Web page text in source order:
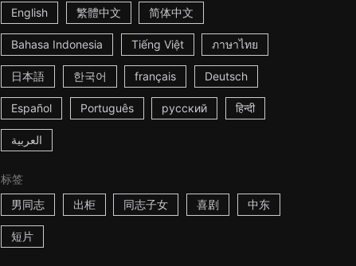
English 繁體中文 简体中文
Bahasa Indonesia Tiếng Việt ภาษาไทย
日本語 한국어 français Deutsch
Español Português русский हिन्दी
العربية
标签
男同志
出柜 同志子女 喜剧 中东
短片